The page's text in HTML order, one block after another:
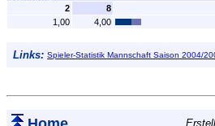
2
8
1,00
4,00
Links: Spieler-Statistik Mannschaft Saison 2004/